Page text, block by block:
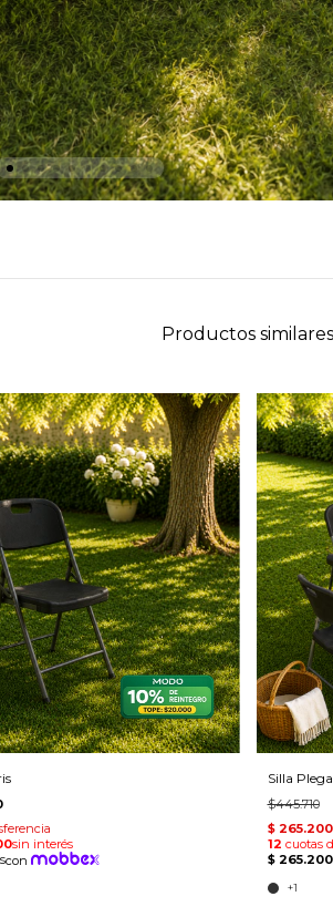
Productos similares
Silla
$445.710
+1